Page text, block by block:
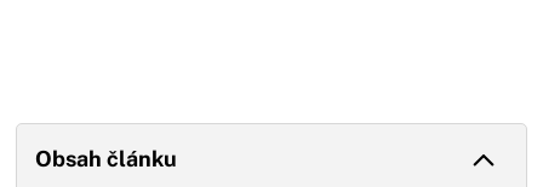
Obsah článku